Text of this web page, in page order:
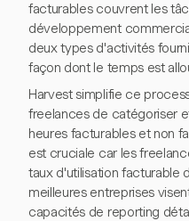
facturables couvrent les
développement
deux types d'activités
façon dont le temps est
Harvest simplifie ce
freelances de catégoriser
heures facturables et non
est cruciale car les
taux d'utilisation facturable
meilleures entreprises
capacités de reporting